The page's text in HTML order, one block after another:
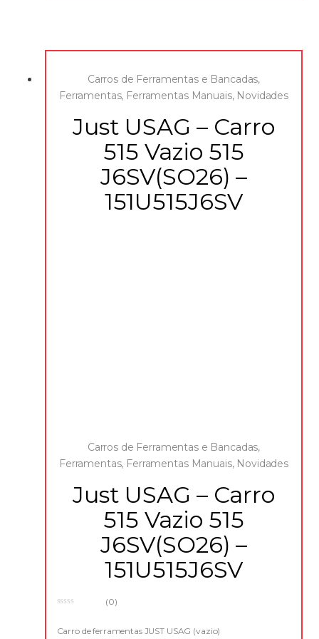
Carros de Ferramentas e Bancadas,
Ferramentas, Ferramentas Manuais, Novidades
Just USAG – Carro
515 Vazio 515
J6SV(SO26) –
151U515J6SV
Carros de Ferramentas e Bancadas,
Ferramentas, Ferramentas Manuais, Novidades
Just USAG – Carro
515 Vazio 515
J6SV(SO26) –
151U515J6SV
u
(0)
Carro de ferramentas JUST USAG (vazio)